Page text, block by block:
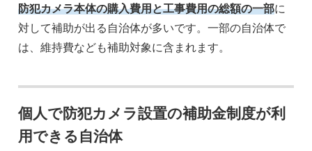
防犯カメラ本体の購入費用と工事費用の総額の一部に
対して補助が出る自治体が多いです。一部の自治体で
は、維持費なども補助対象に含まれます。
個人で防犯カメラ設置の補助金制度が利
用できる自治体